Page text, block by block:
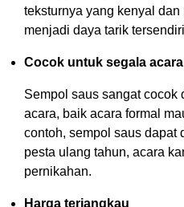
teksturnya yang kenyal
menjadi daya tarik
Cocok untuk segala acara
Sempol saus sangat cocok
acara, baik acara formal
contoh, sempol saus dapat
pesta ulang tahun, acara
pernikahan.
Harga terjangkau